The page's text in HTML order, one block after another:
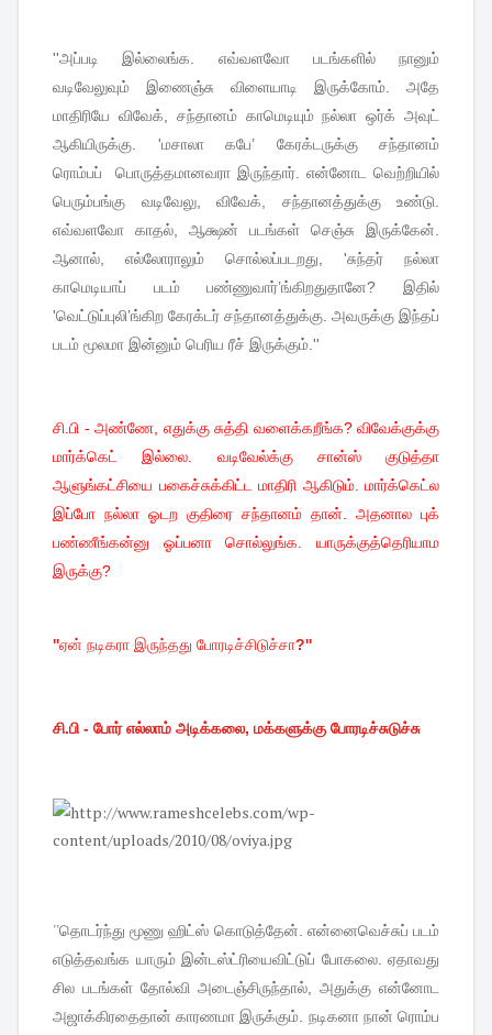
''அப்படி இல்லைங்க. எவ்வளவோ படங்களில்
நானும்
வடிவேலுவும்
இணைஞ்சு விளையாடி இருக்கோம். அதே
மாதிரியே விவேக், சந்தானம் காமெடியும் நல்லா ஒர்க் அவுட்
ஆகியிருக்கு. 'மசாலா கபே’ கேரக்டருக்கு
சந்தானம்
ரொம்பப்
பொருத்தமானவரா இருந்தார். என்னோட வெற்றியில்
பெரும்பங்கு
வடிவேலு, விவேக், சந்தானத்துக்கு உண்டு.
எவ்வளவோ
காதல், ஆக்ஷன் படங்கள் செஞ்சு இருக்கேன்.
ஆனால், எல்லோராலும் சொல்லப்படறது, 'சுந்தர்
நல்லா
காமெடியாப்
படம் பண்ணுவார்’ங்கிறதுதானே?இதில்
'வெட்டுப்புலி’ங்கிற கேரக்டர் சந்தானத்துக்கு. அவருக்கு இந்தப்
படம் மூலமா இன்னும் பெரிய ரீச் இருக்கும்.''
சி.பி - அண்ணே, எதுக்கு சுத்தி வளைக்கறீங்க? விவேக்குக்கு
மார்க்கெட் இல்லை. வடிவேல்க்கு சான்ஸ் குடுத்தா
ஆளுங்கட்சியை பகைச்சுக்கிட்ட மாதிரி ஆகிடும். மார்க்கெட்ல
இப்போ நல்லா ஓடற குதிரை சந்தானம் தான். அதனால புக்
பண்ணீங்கன்னு ஓப்பனா சொல்லுங்க. யாருக்குத்தெரியாம
இருக்கு?
''ஏன் நடிகரா இருந்தது போரடிச்சிடுச்சா?''
சி.பி - போர் எல்லாம் அடிக்கலை, மக்களுக்கு போரடிச்சுடுச்சு
''தொடர்ந்து மூணு ஹிட்ஸ் கொடுத்தேன். என்னைவெச்சுப் படம்
எடுத்தவங்க யாரும் இன்டஸ்ட்ரியைவிட்டுப் போகலை. ஏதாவது
சில படங்கள் தோல்வி அடைஞ்சிருந்தால், அதுக்கு என்னோட
அஜாக்கிரதைதான் காரணமா இருக்கும். நடிகனா நான் ரொம்ப